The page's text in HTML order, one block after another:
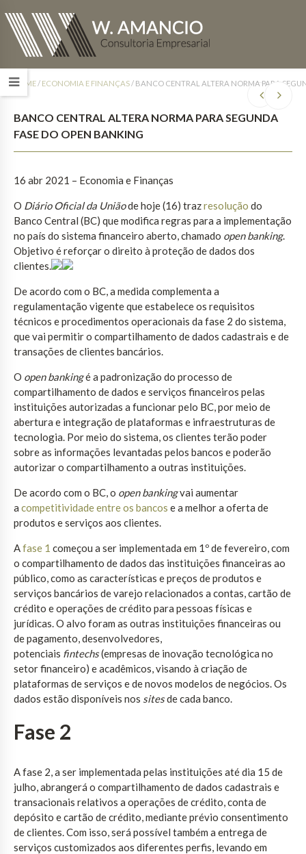
HOME/ ECONOMIA E FINANÇAS/ BANCO CENTRAL ALTERA NORMA PARA
BANCO CENTRAL ALTERA NORMA PARA SEGUNDA
FASE DO OPEN BANKING
16 abr 2021 – Economia e Finanças
O Diário Oficial da Uniãode hoje (16) trazresolução do
Banco Central (BC) que modifica regras para a implementação
no país do sistema financeiro aberto, chamado open banking.
Objetivo é reforçar o direito à proteção de dados dos
clientes.
De acordo com o BC, a medida complementa a
regulamentação vigente que estabelece os requisitos
técnicos e procedimentos operacionais da fase 2 do sistema,
que vai permitir o compartilhamento de dados cadastrais e de
transações de clientes bancários.
O open bankingé a padronização do processo de
compartilhamento de dados e serviços financeiros pelas
instituições autorizadas a funcionar pelo BC, por meio de
abertura e integração de plataformas e infraestruturas de
tecnologia. Por meio do sistema, os clientes terão poder
sobre as informações levantadas pelos bancos e poderão
autorizar o compartilhamento a outras instituições.
De acordo com o BC, o open bankingvai aumentar
a competitividade entre os bancos e a melhor a oferta de
produtos e serviços aos clientes.
Afase 1 começou a ser implementada em 1º de fevereiro, com
o compartilhamento de dados das instituições financeiras ao
público, como as características e preços de produtos e
serviços bancários de varejo relacionados a contas, cartão de
crédito e operações de crédito para pessoas físicas e
jurídicas. O alvo foram as outras instituições financeiras ou
de pagamento, desenvolvedores,
potenciais fintechs(empresas de inovação tecnológica no
setor financeiro) e acadêmicos, visando à criação de
plataformas de serviços e de novos modelos de negócios. Os
dados estão disponíveis nos sitesde cada banco.
Fase 2
A fase 2, a ser implementada pelas instituições até dia 15 de
julho, abrangerá o compartilhamento de dados cadastrais e
transacionais relativos a operações de crédito, conta de
depósito e cartão de crédito, mediante prévio consentimento
de clientes. Com isso, será possível também a entrega de
serviços customizados aos diferentes perfis, levando em